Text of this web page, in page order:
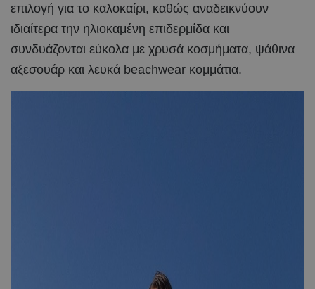
επιλογή για το καλοκαίρι, καθώς αναδεικνύουν
ιδιαίτερα την ηλιοκαμένη επιδερμίδα και
συνδυάζονται εύκολα με χρυσά κοσμήματα, ψάθινα
αξεσουάρ και λευκά beachwear κομμάτια.